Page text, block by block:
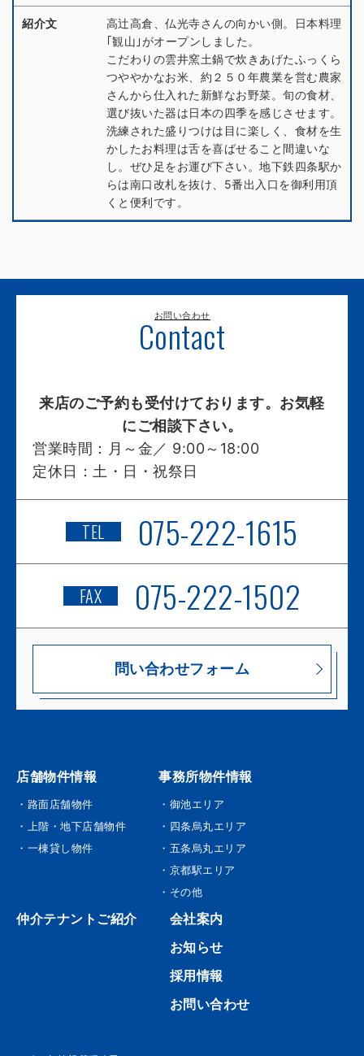
紹介文
高辻高倉、仏光寺さんの向かい側。日本料理
｢観山｣がオープンしました。
こだわりの雲井窯土鍋で炊きあげたふっくら
つややかなお米、約２５０年農業を営む農家
さんから仕入れた新鮮なお野菜。旬の食材、
選び抜いた器は日本の四季を感じさせます。
洗練された盛りつけは目に楽しく、食材を生
かしたお料理は舌を喜ばせること間違いな
し。ぜひ足をお運び下さい。地下鉄四条駅か
らは南口改札を抜け、5番出入口を御利用頂
くと便利です。
お問い合わせ
Contact
来店のご予約も受付けております。お気軽
にご相談下さい。
営業時間：
月～金／ 9:00～18:00
定休日： 土・日・祝祭日
TEL 075-222-1615
FAX 075-222-1502
問い合わせフォーム
店舗物件情報
・路面店舗物件
・上階・地下店舗物件
・一棟貸し物件
事務所物件情報
・御池エリア
・四条烏丸エリア
・五条烏丸エリア
・京都駅エリア
・その他
仲介テナントご紹介
会社案内
お知らせ
採用情報
お問い合わせ